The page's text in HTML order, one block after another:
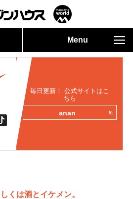
Menu
毎日更新！ 公式サイトはこ
ちら
anan
くは酒とイケメン。